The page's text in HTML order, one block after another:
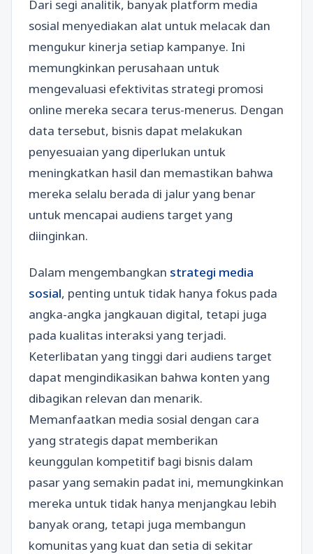
Dari segi analitik, banyak platform media
sosial menyediakan alat untuk melacak dan
mengukur kinerja setiap kampanye. Ini
memungkinkan perusahaan untuk
mengevaluasi efektivitas strategi promosi
online mereka secara terus-menerus. Dengan
data tersebut, bisnis dapat melakukan
penyesuaian yang diperlukan untuk
meningkatkan hasil dan memastikan bahwa
mereka selalu berada di jalur yang benar
untuk mencapai audiens target yang
diinginkan.
Dalam mengembangkan strategi media
sosial, penting untuk tidak hanya fokus pada
angka-angka jangkauan digital, tetapi juga
pada kualitas interaksi yang terjadi.
Keterlibatan yang tinggi dari audiens target
dapat mengindikasikan bahwa konten yang
dibagikan relevan dan menarik.
Memanfaatkan media sosial dengan cara
yang strategis dapat memberikan
keunggulan kompetitif bagi bisnis dalam
pasar yang semakin padat ini, memungkinkan
mereka untuk tidak hanya menjangkau lebih
banyak orang, tetapi juga membangun
komunitas yang kuat dan setia di sekitar